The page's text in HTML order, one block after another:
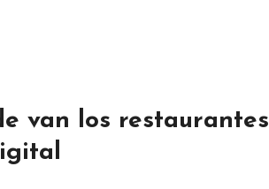
van los restaurantes